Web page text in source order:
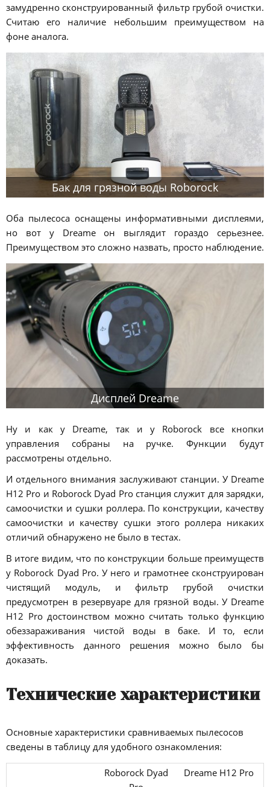
замудренно сконструированный фильтр грубой очистки.
Считаю его наличие небольшим преимуществом на
фоне аналога.
Бак для грязной воды Roborock
Оба пылесоса оснащены информативными дисплеями,
но вот у Dreame он выглядит гораздо серьезнее.
Преимуществом это сложно назвать, просто наблюдение.
Дисплей Dreame
Ну и как у Dreame, так и у Roborock все кнопки
управления собраны на ручке. Функции будут
рассмотрены отдельно.
И отдельного внимания заслуживают станции. У Dreame
H12 Pro и Roborock Dyad Pro станция служит для зарядки,
самоочистки и сушки роллера. По конструкции, качеству
самоочистки и качеству сушки этого роллера никаких
отличий обнаружено не было в тестах.
В итоге видим, что по конструкции больше преимуществ
у Roborock Dyad Pro. У него и грамотнее сконструирован
чистящий модуль, и фильтр грубой очистки
предусмотрен в резервуаре для грязной воды. У Dreame
H12 Pro достоинством можно считать только функцию
обеззараживания чистой воды в баке. И то, если
эффективность данного решения можно было бы
доказать.
Технические характеристики
Основные характеристики сравниваемых пылесосов
сведены в таблицу для удобного ознакомления:
Roborock Dyad
Dreame H12 Pro